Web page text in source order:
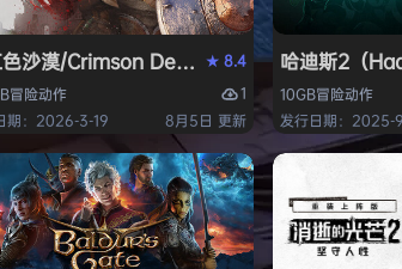
版
色沙漠/Crimson Desert》免安装中文版
★8.4
冒险动作
1
期：2026-3-19
8月5日 更新
哈迪斯2（
10GB冒险动作
发行日期：2025-